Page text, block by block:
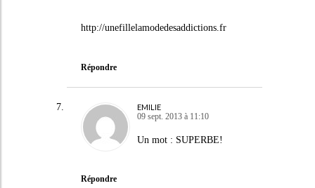
http://unefillelamodedesaddictions.fr
Répondre
EMILIE
09 sept. 2013 à 11:10
Un mot : SUPERBE!
Répondre